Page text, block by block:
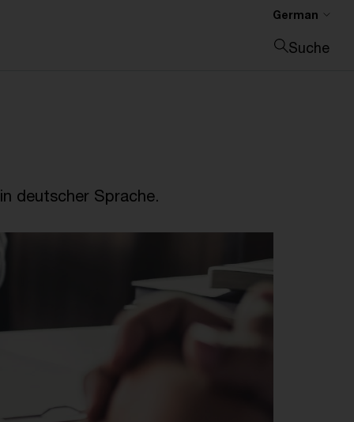
German
Suche
deutscher Sprache.